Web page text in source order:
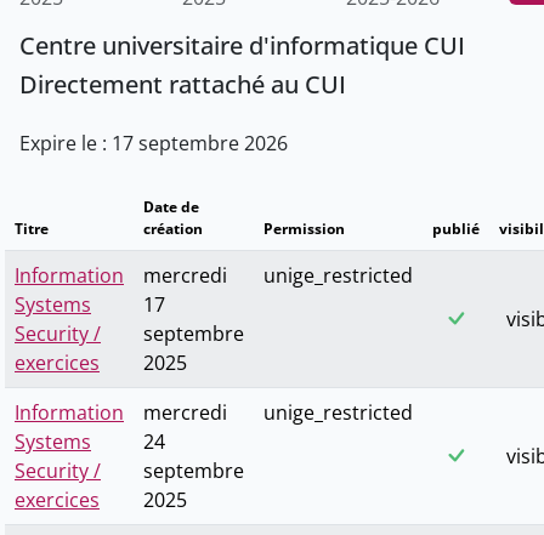
Centre universitaire d'informatique CUI
Directement rattaché au CUI
Expire le : 17 septembre 2026
Titre
Date de
création
Permission publié
Information
Systems
Security /
exercices
mercredi
17
septembre
2025
unige_restricted
Information
Systems
Security /
exercices
mercredi
24
septembre
2025
unige_restricted